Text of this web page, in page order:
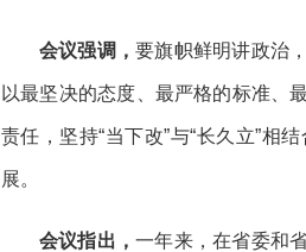
会议强调，要旗帜鲜明讲政治
以最坚决的态度、最严格的标准、
责任，坚持“当下改”与“长久立”相
展。
会议指出，一年来，在省委和